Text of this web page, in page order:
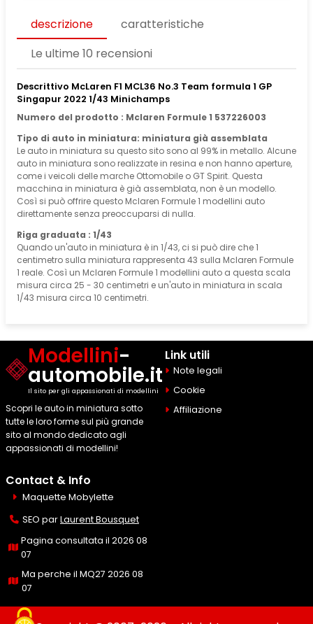
descrizione
caratteristiche
Le ultime 10 recensioni
Descrittivo McLaren F1 MCL36 No.3 Team formula 1 GP
Singapur 2022 1/43 Minichamps
Numero del prodotto : Mclaren Formule 1 537226003
Tipo di auto in miniatura: miniatura già assemblata
Le auto in miniatura su questo sito sono al 99% in metallo. Alcune
auto in miniatura sono realizzate in resina e non hanno aperture,
come i veicoli delle marche Ottomobile o GT Spirit. Questa
macchina in miniatura è già assemblata, non è un modello.
Così si può offrire questo Mclaren Formule 1 modellini auto
direttamente senza preoccuparsi di nulla.
Riga graduata : 1/43
Quando un'auto in miniatura è in 1/43, ci si può dire che 1
centimetro sulla miniatura rappresenta 43 sulla Mclaren Formule
1 reale. Così un Mclaren Formule 1 modellini auto a questa scala
misura circa 25 - 30 centimetri e un'auto in miniatura in scala
1/43 misura circa 10 centimetri.
Modellini-
automobile.it
Il sito per gli appassionati di modellini
Scopri le auto in miniatura sotto
tutte le loro forme sul più grande
sito al mondo dedicato agli
appassionati di modellini!
Link utili
Note legali
Cookie
Affiliazione
Contact & Info
Maquette Mobylette
SEO parLaurent Bousquet
Pagina consultata il 2026 08
07
Ma perche il MQ27 2026 08
07